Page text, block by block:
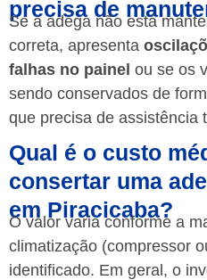
precisa de
Se a adega não está
correta, apresenta
falhas no painel ou se os
sendo conservados de
que precisa de assistência
Qual é o custo
consertar uma
em Piracicaba?
O valor varia conforme a
climatização (compressor
identificado. Em geral, o